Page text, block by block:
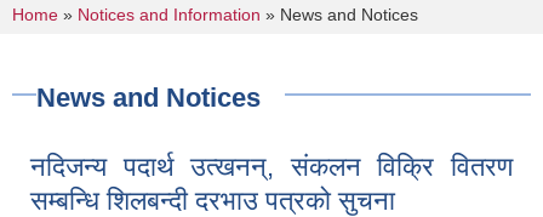
You are here
Home » Notices and Information » News and Notices
News and Notices
नदिजन्य पदार्थ उत्खनन्, संकलन विक्रि वितरण
सम्बन्धि शिलबन्दी दरभाउ पत्रको सुचना